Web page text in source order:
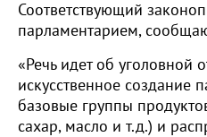
Соответствующий
парламентарием,
«Речь идет об уголовной
искусственное создание
базовые группы
сахар, масло и т.д.) и